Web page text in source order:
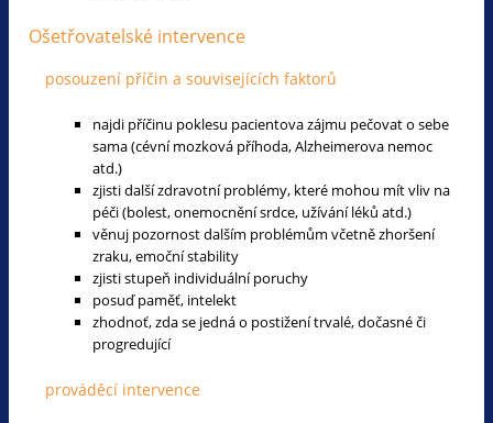
Ošetřovatelské intervence
posouzení příčin a souvisejících faktorů
najdi příčinu poklesu pacientova zájmu pečovat o sebe
sama (cévní mozková příhoda, Alzheimerova nemoc
atd.)
zjisti další zdravotní problémy, které mohou mít vliv na
péči (bolest, onemocnění srdce, užívání léků atd.)
věnuj pozornost dalším problémům včetně zhoršení
zraku, emoční stability
zjisti stupeň individuální poruchy
posuď paměť, intelekt
zhodnoť, zda se jedná o postižení trvalé, dočasné či
progredující
prováděcí intervence